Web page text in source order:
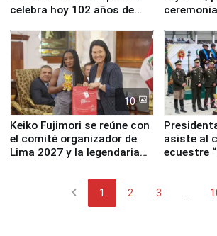
celebra hoy 102 años de
10
Keiko Fujimori se reúne con
el comité organizador de
Lima 2027 y la legendaria
asiste al
ecuestre
chevron_left 1 2 3